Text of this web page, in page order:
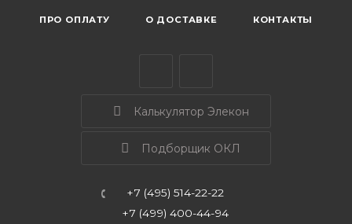
ПРО ОПЛАТУ О ДОСТАВКЕ КОНТАКТЫ
Калькулятор Элекон
Подборщик ОКЛ
+7 (495) 514-22-22
+7 (499) 400-44-94